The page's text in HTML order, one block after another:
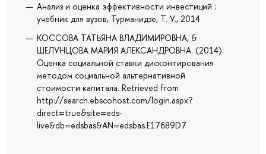
Анализ и оценка эффективности инвестиций :
учебник для вузов, Турманидзе, Т. У., 2014
КОССОВА ТАТЬЯНА ВЛАДИМИРОВНА, &
ШЕЛУНЦОВА МАРИЯ АЛЕКСАНДРОВНА. (2014).
Оценка социальной ставки дисконтирования
методом социальной альтернативной
стоимости капитала. Retrieved from
http://search.ebscohost.com/login.aspx?
direct=true&site=eds-
live&db=edsbas&AN=edsbas.E17689D7